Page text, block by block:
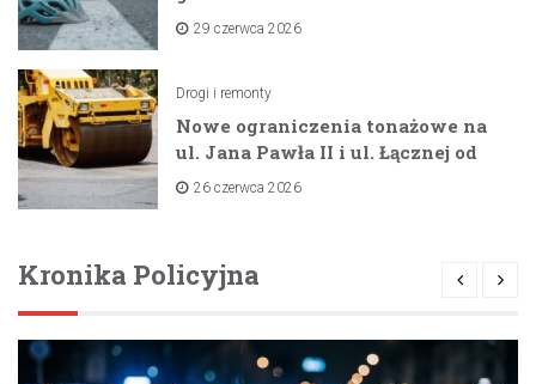
dzięki unijnemu wsparciu
29 czerwca 2026
Drogi i remonty
Nowe ograniczenia tonażowe na
ul. Jana Pawła II i ul. Łącznej od
lipca 2026 roku
26 czerwca 2026
Kronika Policyjna